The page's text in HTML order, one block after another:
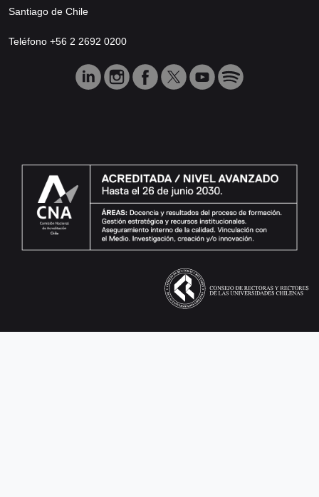
Santiago de Chile
Teléfono +56 2 2692 0200